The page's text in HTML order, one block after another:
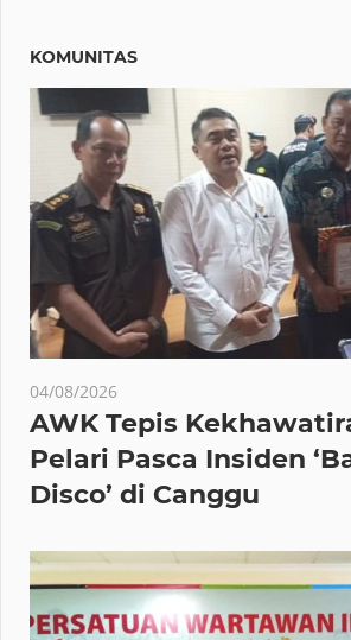
KOMUNITAS
04/08/2026
AWK Tepis
Pelari Pasca Insiden
Disco’ di Canggu